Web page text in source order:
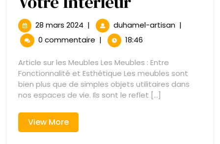
le
Meuble
Parfait
pour
Sublimer
28 mars 2024 28
mars
2024
| duhamel-artisanTrouvez
Sublimer
Votre
|
0 commentaire | 18:46
Article sur les Meubles Les Meubles : Entre
Fonctionnalité et Esthétique Les meubles sont
bien plus que de simples objets utilitaires dans
nos espaces de vie. Ils sont le reflet [...]
View MoreView
More